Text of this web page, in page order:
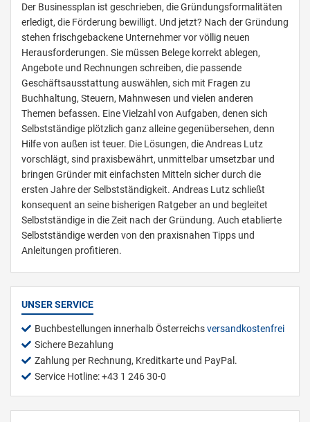
Der Businessplan ist geschrieben, die Gründungsformalitäten
erledigt, die Förderung bewilligt. Und jetzt? Nach der Gründung
stehen frischgebackene Unternehmer vor völlig neuen
Herausforderungen. Sie müssen Belege korrekt ablegen,
Angebote und Rechnungen schreiben, die passende
Geschäftsausstattung auswählen, sich mit Fragen zu
Buchhaltung, Steuern, Mahnwesen und vielen anderen
Themen befassen. Eine Vielzahl von Aufgaben, denen sich
Selbstständige plötzlich ganz alleine gegenübersehen, denn
Hilfe von außen ist teuer. Die Lösungen, die Andreas Lutz
vorschlägt, sind praxisbewährt, unmittelbar umsetzbar und
bringen Gründer mit einfachsten Mitteln sicher durch die
ersten Jahre der Selbstständigkeit. Andreas Lutz schließt
konsequent an seine bisherigen Ratgeber an und begleitet
Selbstständige in die Zeit nach der Gründung. Auch etablierte
Selbstständige werden von den praxisnahen Tipps und
Anleitungen profitieren.
UNSER SERVICE
Buchbestellungen innerhalb Österreichsversandkostenfrei
Sichere Bezahlung
Zahlung per Rechnung, Kreditkarte und PayPal.
Service Hotline: +43 1 246 30-0